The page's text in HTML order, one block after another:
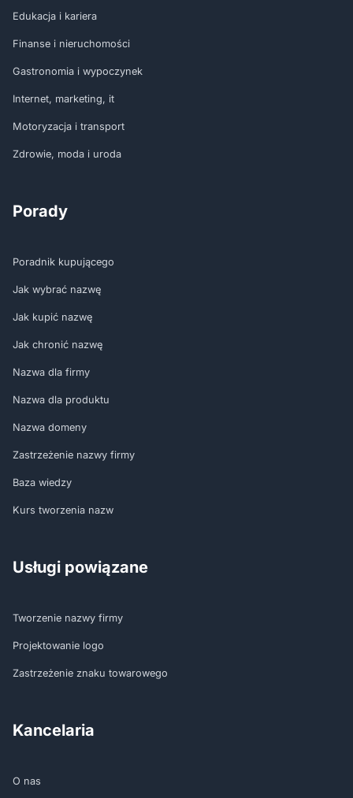
Edukacja i kariera
Finanse i nieruchomości
Gastronomia i wypoczynek
Internet, marketing, it
Motoryzacja i transport
Zdrowie, moda i uroda
Porady
Poradnik kupującego
Jak wybrać nazwę
Jak kupić nazwę
Jak chronić nazwę
Nazwa dla firmy
Nazwa dla produktu
Nazwa domeny
Zastrzeżenie nazwy firmy
Baza wiedzy
Kurs tworzenia nazw
Usługi powiązane
Tworzenie nazwy firmy
Projektowanie logo
Zastrzeżenie znaku towarowego
Kancelaria
O nas